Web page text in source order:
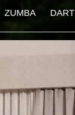
ZUMBA DART